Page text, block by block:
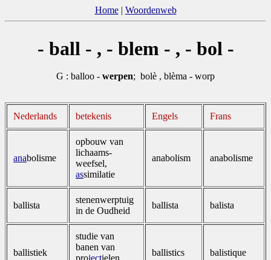
Home| Woordenweb
- ball - , - blem - , - bol -
G : balloo - werpen; bolè , blèma - worp
Nederlands betekenis Engels Frans
anabolisme
opbouw van
lichaams­
weefsel,
assimilatie
anabolism anabolisme
ballista
stenenwerp­tuig
in de Oudheid
ballista balista
ballistiek
studie van
banen van
projectielen
ballistics balistique